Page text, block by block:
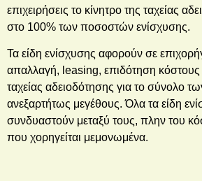
επιχειρήσεις το κίνητρο της ταχείας
στο 100% των ποσοστών ενίσχυσης.
Τα είδη ενίσχυσης αφορούν σε
απαλλαγή, leasing, επιδότηση
ταχείας αδειοδότησης για το σύνολο
ανεξαρτήτως μεγέθους. Όλα τα είδη
συνδυαστούν μεταξύ τους, πλην του
που χορηγείται μεμονωμένα.